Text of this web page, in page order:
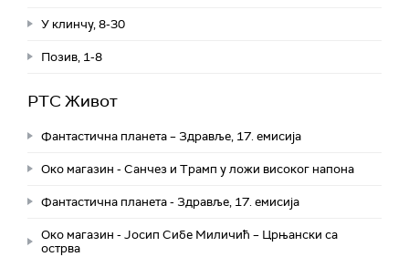
У клинчу, 8-30
Позив, 1-8
РТС Живот
Фантастична планета – Здравље, 17. емисија
Око магазин - Санчез и Трамп у ложи високог напона
Фантастична планета - Здравље, 17. емисија
Око магазин - Јосип Сибе Миличић – Црњански са
острва